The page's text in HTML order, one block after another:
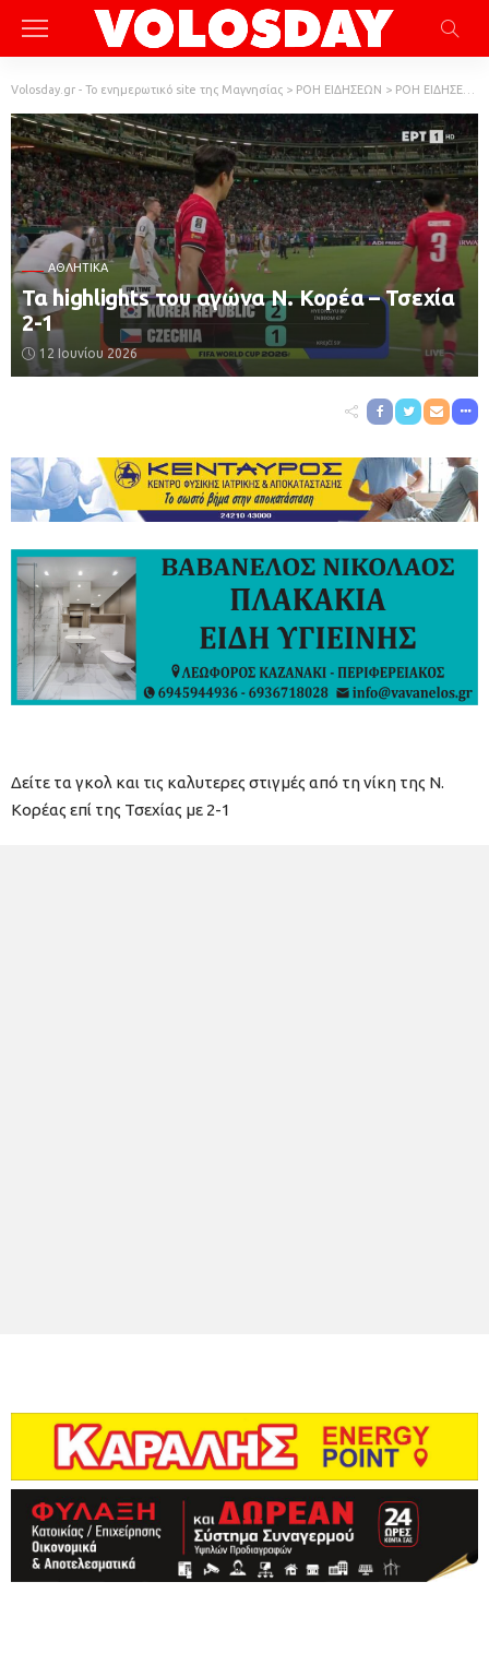
Volosday.gr - Το ενημερωτικό site της Μαγνησίας > ΡΟΗ ΕΙΔΗΣΕΩΝ > ΡΟΗ ΕΙΔΗΣΕΩΝ
ΑΘΛΗΤΙΚΆ
Τα highlights του αγώνα Ν. Κορέα – Τσεχία
2-1
12 Ιουνίου 2026
Δείτε τα γκολ και τις καλυτερες στιγμές από τη νίκη της Ν.
Κορέας επί της Τσεχίας με 2-1